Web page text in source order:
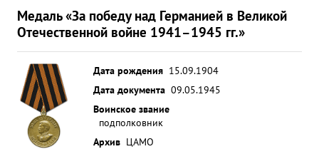
Медаль «За победу над Германией в Великой
Отечественной войне 1941–1945 гг.»
Дата рождения 15.09.1904
Дата документа 09.05.1945
Воинское звание
подполковник
Архив ЦАМО